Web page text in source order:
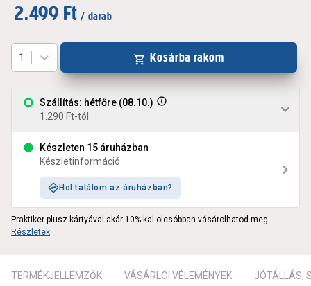
2.499 Ft / darab
Szállítás: hétfőre (08.10.)
1.290 Ft-tól
Készleten 15 áruházban
Készletinformáció
Hol találom az áruházban?
1 Kosárba rakom
Praktiker plusz kártyával akár 10%-kal olcsóbban vásárolhatod meg.
Részletek
TERMÉKJELLEMZŐK VÁSÁRLÓI VÉLEMÉNYEK JÓTÁLLÁS,